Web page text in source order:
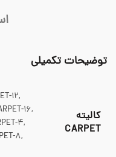
توضیحات تکمیلی
کالیته
CARPET
12,
16,
4,
8,